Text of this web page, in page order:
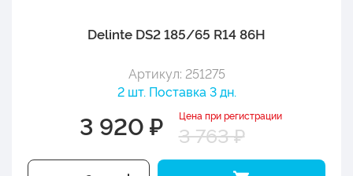
Delinte DS2 185/65 R14 86H
Артикул: 251275
2 шт. Поставка 3 дн.
3 920 ₽ Цена при регистрации
3 763 ₽